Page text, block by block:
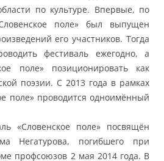
по культуре. Впервые, по
поле» был выпущен
его участников. Тогда
фестиваль ежегодно, а
поле» позиционировать как
поэзии. С 2013 года в рамках
поле» проводится одноимённый
«Словенское поле» посвящён
Негатурова, погибшего при
профсоюзов 2 мая 2014 года. В